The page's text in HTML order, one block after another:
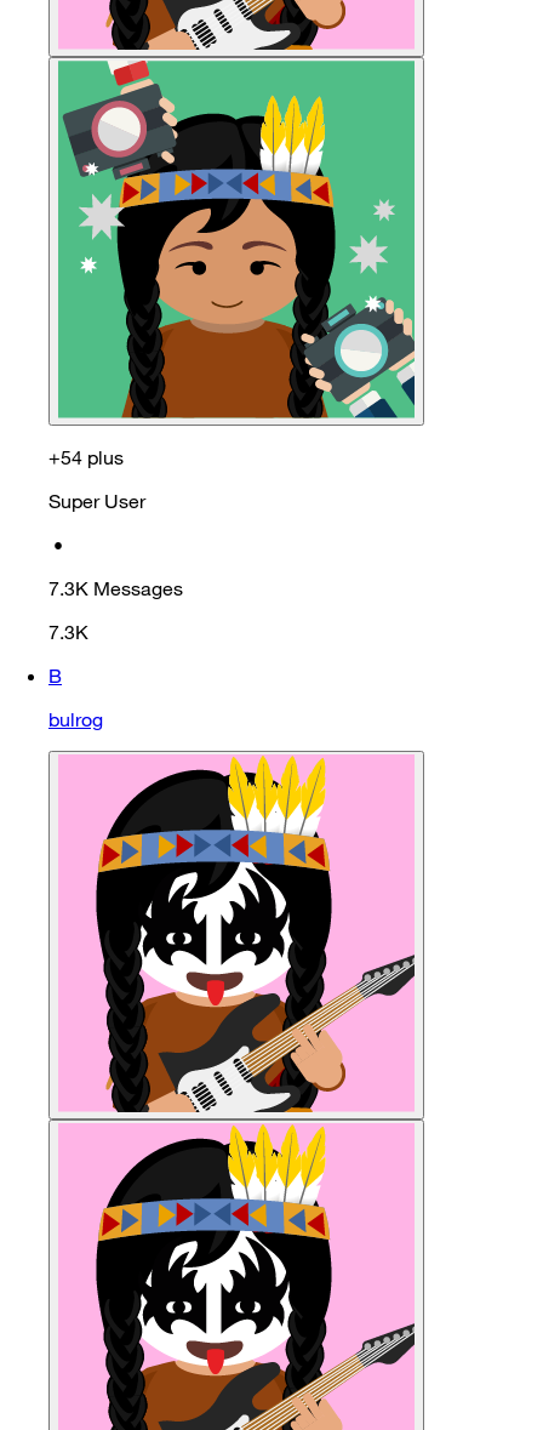
+54 plus
Super User
•
7.3K Messages
7.3K
B
bulrog